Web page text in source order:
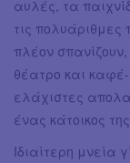
αυλές, τα
τις πολυάριθμες
πλέον
θέατρο και
ελάχιστες
ένας κάτοικος
Ιδιαίτερη μνεία